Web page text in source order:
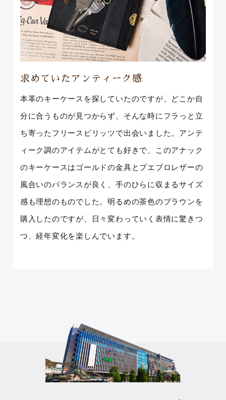
求めていたアンティーク感
本革のキーケースを探していたのですが、どこか自
分に合うものが見つからず、そんな時にフラっと立
ち寄ったフリースピリッツで出会いました。アンテ
ィーク調のアイテムがとても好きで、このアナック
のキーケースはゴールドの金具とプエブロレザーの
風合いのバランスが良く、手のひらに収まるサイズ
感も理想のものでした。明るめの茶色のブラウンを
購入したのですが、日々変わっていく表情に驚きつ
つ、経年変化を楽しんでいます。